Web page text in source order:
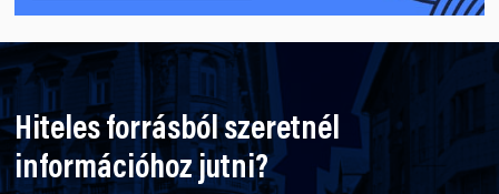
Hiteles forrásból szeretnél
információhoz jutni?